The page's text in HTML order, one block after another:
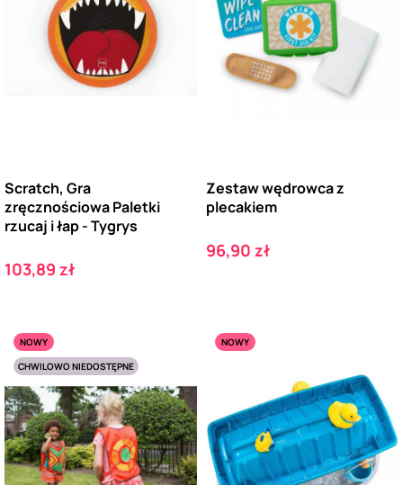
Scratch, Gra
zręcznościowa Paletki
rzucaj i łap - Tygrys
Cena
103,89 zł
Zestaw wędrowca z
plecakiem
Cena
96,90 zł
NOWY
CHWILOWO NIEDOSTĘPNE
NOWY